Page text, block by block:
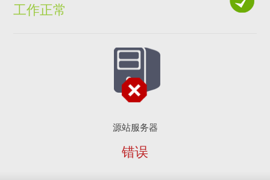
工作正常
源站服务器
错误